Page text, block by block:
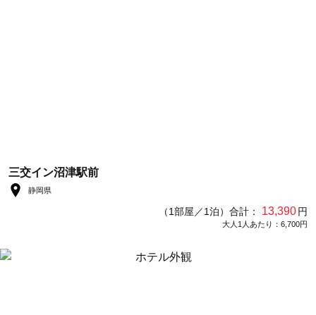
三交イン沼津駅前
静岡県
（1部屋／1泊）合計： 13,390円
大人1人あたり：6,700円